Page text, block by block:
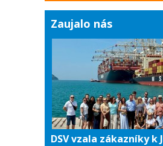
Zaujalo nás
DSV vzala zákazníky k